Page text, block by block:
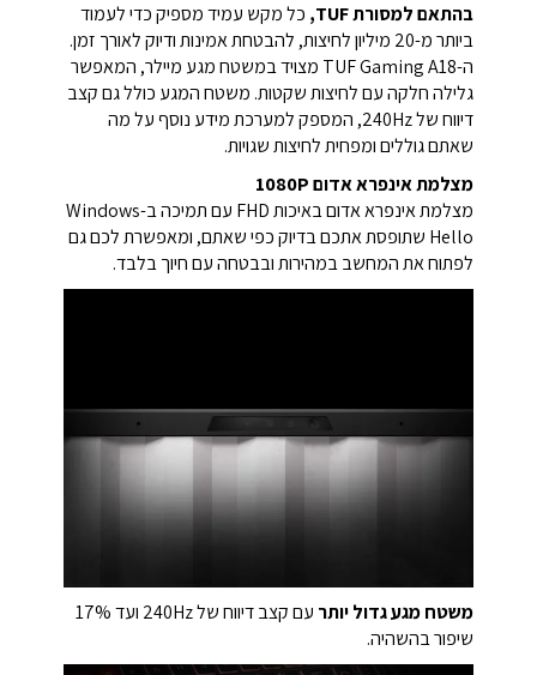
בהתאם למסורת TUF,
כל מקש עמיד מספיק כדי לעמוד
ביותר מ-20 מיליון לחיצות, להבטחת אמינות ודיוק לאורך זמן.
ה-TUF Gaming A18 מצויד במשטח מגע מיילר, המאפשר
גלילה חלקה עם לחיצות שקטות. משטח המגע כולל גם קצב
דיווח של 240Hz, המספק למערכת מידע נוסף על מה
שאתם גוללים ומפחית לחיצות שגויות.
מצלמת אינפרא אדום 1080P
מצלמת אינפרא אדום באיכות FHD עם תמיכה ב-Windows
Hello שתופסת אתכם בדיוק כפי שאתם, ומאפשרת לכם גם
לפתוח את המחשב במהירות ובבטחה עם חיוך בלבד.
משטח מגע גדול יותר
עם קצב דיווח של 240Hz ועד 17%
שיפור בהשהיה.